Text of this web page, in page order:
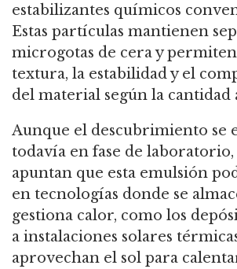
estabilizantes químicos
Estas partículas mantienen
microgotas de cera y
textura, la estabilidad y el
del material según la cantidad
Aunque el descubrimiento se
todavía en fase de laboratorio,
apuntan que esta emulsión
en tecnologías donde se
gestiona calor, como los
a instalaciones solares
aprovechan el sol para